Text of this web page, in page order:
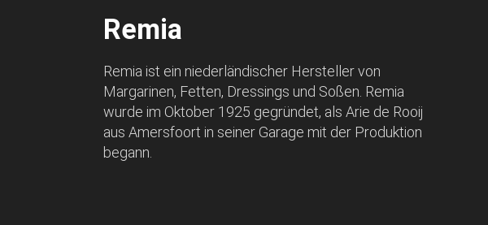
Remia
Remia ist ein niederländischer Hersteller von
Margarinen, Fetten, Dressings und Soßen. Remia
wurde im Oktober 1925 gegründet, als Arie de Rooij
aus Amersfoort in seiner Garage mit der Produktion
begann.